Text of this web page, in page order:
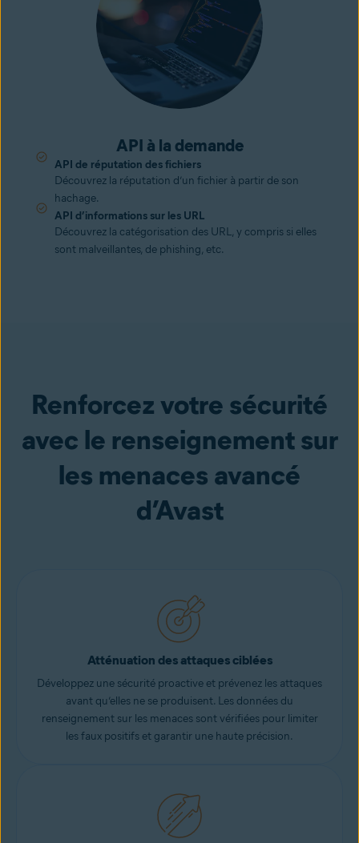
API à la demande
API de réputation des fichiers
Découvrez la réputation d’un fichier à partir de son
hachage.
API d’informations sur les URL
Découvrez la catégorisation des URL, y compris si elles
sont malveillantes, de phishing, etc.
Renforcez votre sécurité
avec le renseignement sur
les menaces avancé
d’Avast
Atténuation des attaques ciblées
Développez une sécurité proactive et prévenez les attaques
avant qu’elles ne se produisent. Les données du
renseignement sur les menaces sont vérifiées pour limiter
les faux positifs et garantir une haute précision.